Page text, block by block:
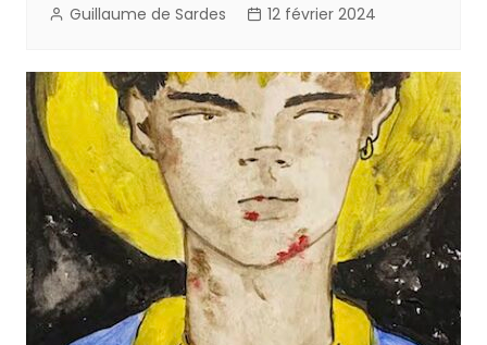
Guillaume de Sardes 12 février 2024